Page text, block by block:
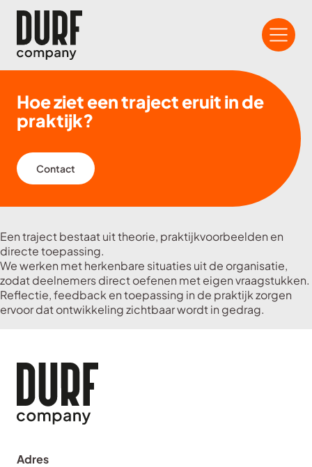
Hoe ziet een traject eruit in de
praktijk?
Contact
Een traject bestaat uit theorie, praktijkvoorbeelden en
directe toepassing.
We werken met herkenbare situaties uit de organisatie,
zodat deelnemers direct oefenen met eigen vraagstukken.
Reflectie, feedback en toepassing in de praktijk zorgen
ervoor dat ontwikkeling zichtbaar wordt in gedrag.
Adres